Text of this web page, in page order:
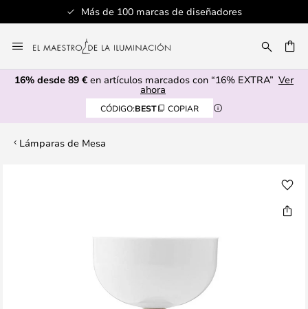
Más de 100 marcas de diseñadores
al
contenido
16% desde 89 € en artículos marcados con “16% EXTRA” Ver
ahora
CÓDIGO:BEST COPIAR
Lámparas de Mesa